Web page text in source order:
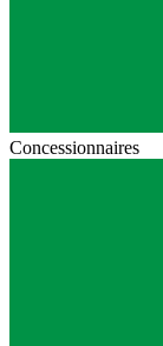
Concessionnaires